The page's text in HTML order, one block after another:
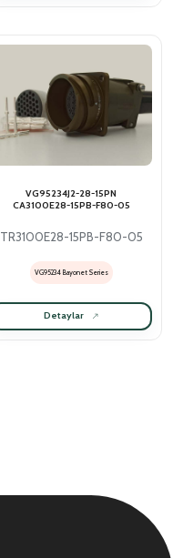
VG95234J2-28-15PN
CA3100E28-15PB-F80-05
TR3100E28-15PB-F80-05
VG95234 Bayonet Series
Detaylar